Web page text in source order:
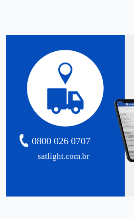
satlight.com.br
0800 026 0707